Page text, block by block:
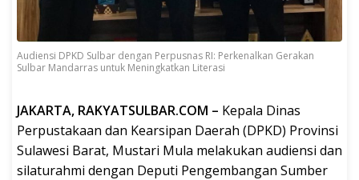
Audiensi DPKD Sulbar dengan Perpusnas RI: Perkenalkan Gerakan
Sulbar Mandarras untuk Meningkatkan Literasi
JAKARTA, RAKYATSULBAR.COM – Kepala Dinas
Perpustakaan dan Kearsipan Daerah (DPKD) Provinsi
Sulawesi Barat, Mustari Mula melakukan audiensi dan
silaturahmi dengan Deputi Pengembangan Sumber